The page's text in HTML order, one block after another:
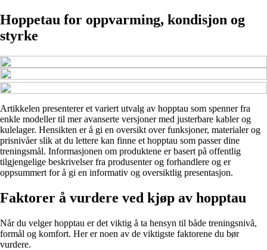
Hoppetau for oppvarming, kondisjon og
styrke
Artikkelen presenterer et variert utvalg av hopptau som spenner fra
enkle modeller til mer avanserte versjoner med justerbare kabler og
kulelager. Hensikten er å gi en oversikt over funksjoner, materialer og
prisnivåer slik at du lettere kan finne et hopptau som passer dine
treningsmål. Informasjonen om produktene er basert på offentlig
tilgjengelige beskrivelser fra produsenter og forhandlere og er
oppsummert for å gi en informativ og oversiktlig presentasjon.
Faktorer å vurdere ved kjøp av hopptau
Når du velger hopptau er det viktig å ta hensyn til både treningsnivå,
formål og komfort. Her er noen av de viktigste faktorene du bør
vurdere.